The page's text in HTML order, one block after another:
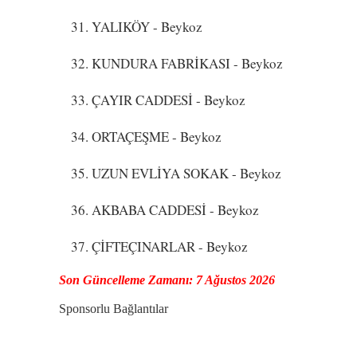
31. YALIKÖY- Beykoz
32. KUNDURA FABRİKASI- Beykoz
33. ÇAYIR CADDESİ- Beykoz
34. ORTAÇEŞME- Beykoz
35. UZUN EVLİYA SOKAK- Beykoz
36. AKBABA CADDESİ- Beykoz
37. ÇİFTEÇINARLAR- Beykoz
Son Güncelleme Zamanı: 7 Ağustos 2026
Sponsorlu Bağlantılar